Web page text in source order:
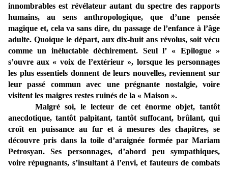
innombrables est révélateur autant du spectre des rapports
humains, au sens anthropologique, que d’une pensée
magique et, cela va sans dire, du passage de l’enfance à l’âge
adulte. Quoique le départ, aux dix-huit ans révolus, soit vécu
comme un inéluctable déchirement. Seul l’ « Epilogue »
s’ouvre aux « voix de l’extérieur », lorsque les personnages
les plus essentiels donnent de leurs nouvelles, reviennent sur
leur passé commun avec une prégnante nostalgie, voire
visitent les maigres restes ruinés de la « Maison ».
Malgré soi, le lecteur de cet énorme objet, tantôt
anecdotique, tantôt palpitant, tantôt suffocant, brûlant, qui
croît en puissance au fur et à mesures des chapitres, se
découvre pris dans la toile d’araignée formée par Mariam
Petrosyan. Ses personnages, d’abord peu sympathiques,
voire répugnants, s’insultant à l’envi, et fauteurs de combats